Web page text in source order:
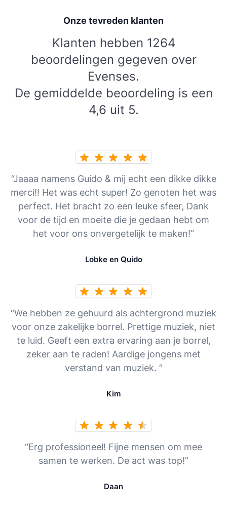
Onze tevreden klanten
Klanten hebben 1264
beoordelingen gegeven over
Evenses.
De gemiddelde beoordeling is een
4,6 uit 5.
“Jaaaa namens Guido & mij echt een dikke dikke
merci!! Het was echt super! Zo genoten het was
perfect. Het bracht zo een leuke sfeer, Dank
voor de tijd en moeite die je gedaan hebt om
het voor ons onvergetelijk te maken!”
Lobke en Quido
“We hebben ze gehuurd als achtergrond muziek
voor onze zakelijke borrel. Prettige muziek, niet
te luid. Geeft een extra ervaring aan je borrel,
zeker aan te raden! Aardige jongens met
verstand van muziek. ”
Kim
“Erg professioneel! Fijne mensen om mee
samen te werken. De act was top!”
Daan